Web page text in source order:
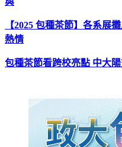
【2025 包種茶節】各系展
熱情
包種茶節看跨校亮點 中大陽